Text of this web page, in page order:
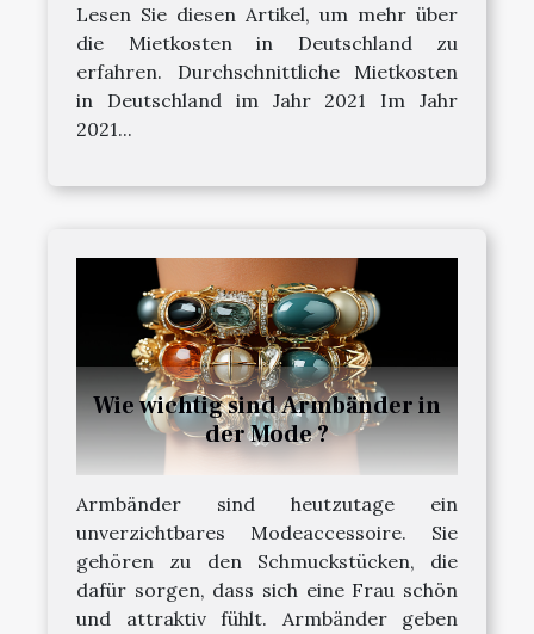
Lesen Sie diesen Artikel, um mehr über
die Mietkosten in Deutschland zu
erfahren. Durchschnittliche Mietkosten
in Deutschland im Jahr 2021 Im Jahr
2021...
Wie wichtig sind Armbänder in
der Mode ?
Armbänder sind heutzutage ein
unverzichtbares Modeaccessoire. Sie
gehören zu den Schmuckstücken, die
dafür sorgen, dass sich eine Frau schön
und attraktiv fühlt. Armbänder geben